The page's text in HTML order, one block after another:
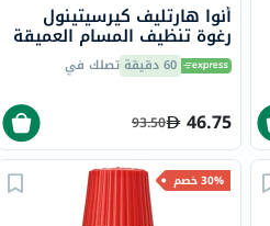
أنوا هارتليف كيرسيتينول
رغوة تنظيف المسام العميقة
للوجه للبشرة الدهنية
والمختلطة 150 مل
60 دقيقة تصلك في
46.75
93.50
30% خصم